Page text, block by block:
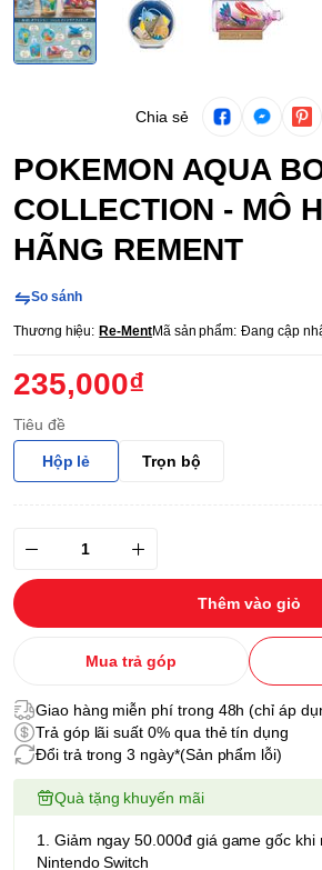
Chia sẻ
POKEMON AQUA
COLLECTION - MÔ
HÃNG REMENT
So sánh
Thương hiệu: Re-MentMã sản phẩm: Đang cập
235,000₫
Tiêu đề
Hộp lẻ Trọn bộ
Thêm vào giỏ
Mua trả góp
Giao hàng miễn phí trong 48h (chỉ áp
Trả góp lãi suất 0% qua thẻ tín dụng
Đổi trả trong 3 ngày*(Sản phẩm lỗi)
Quà tặng khuyến mãi
1. Giảm ngay 50.000đ giá game gốc khi
Nintendo Switch